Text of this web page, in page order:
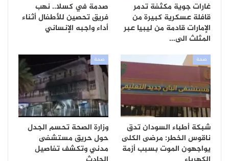
غارات جوية مكثفة تدمر
قافلة عسكرية كبيرة من
الإمارات قادمة من ليبيا عبر
المثلث الى…
صدمة في كسلا.. نهب
فريق تحصين للأطفال أثناء
أداء واجبه الإنساني
صحة
شبكة أطباء السودان تدق
ناقوس الخطر: مرضى الكلى
يواجهون الموت بسبب أزمة
صحة
وزارة الصحة تحسم الجدل
حول حريق مستشفى
مدني وتكشف تفاصيل